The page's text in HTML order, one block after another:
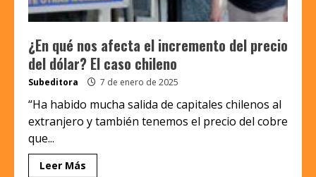
¿En qué nos afecta el incremento del precio
del dólar? El caso chileno
Subeditora 7 de enero de 2025
“Ha habido mucha salida de capitales chilenos al
extranjero y también tenemos el precio del cobre
que...
Leer Más